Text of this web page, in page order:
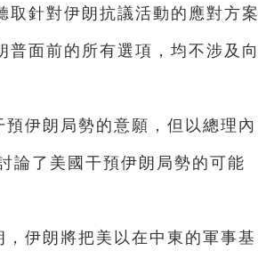
針對伊朗抗議活動的應對方案
面前的所有選項，均不涉及向
伊朗局勢的意願，但以總理內
論了美國干預伊朗局勢的可能
伊朗將把美以在中東的軍事基